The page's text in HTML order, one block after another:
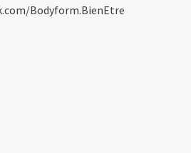
Bodyform.BienEtre